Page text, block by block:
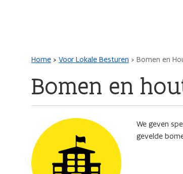
Kruimelpad
Home Voor Lokale Besturen Bomen en
Bomen en
Afbeelding
We geven
gevelde